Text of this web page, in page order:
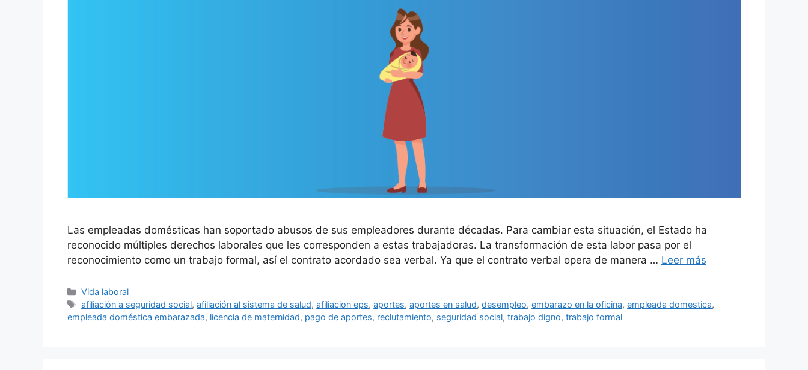
Las empleadas domésticas han soportado abusos de sus empleadores durante décadas. Para cambiar esta situación, el Estado ha
reconocido múltiples derechos laborales que les corresponden a estas trabajadoras. La transformación de esta labor pasa por el
reconocimiento como un trabajo formal, así el contrato acordado sea verbal. Ya que el contrato verbal opera de manera … Leer más
Categorías
Vida laboral
Etiquetas
afiliación a seguridad social,afiliación al sistema de salud,afiliacion eps,aportes,aportes en salud,desempleo,embarazo en la oficina,empleada domestica,
empleada doméstica embarazada, licencia de maternidad, pago de aportes, reclutamiento, seguridad social, trabajo digno, trabajo formal